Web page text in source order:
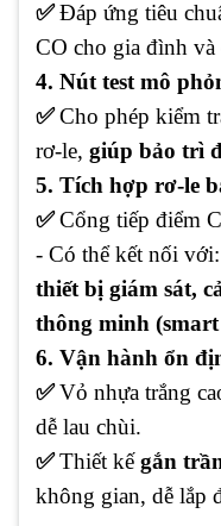
✅Đáp ứng tiêu
CO cho gia đình
4. Nút test mô
✅Cho phép kiểm
rơ-le, giúp bảo trì
5. Tích hợp rơ-le
✅Cổng tiếp điểm
- Có thể kết nối với:
thiết bị giám sát,
thông minh
6. Vận hành ổn
✅Vỏ nhựa trắng
dễ lau chùi.
✅Thiết kếgắn
không gian, dễ lắp